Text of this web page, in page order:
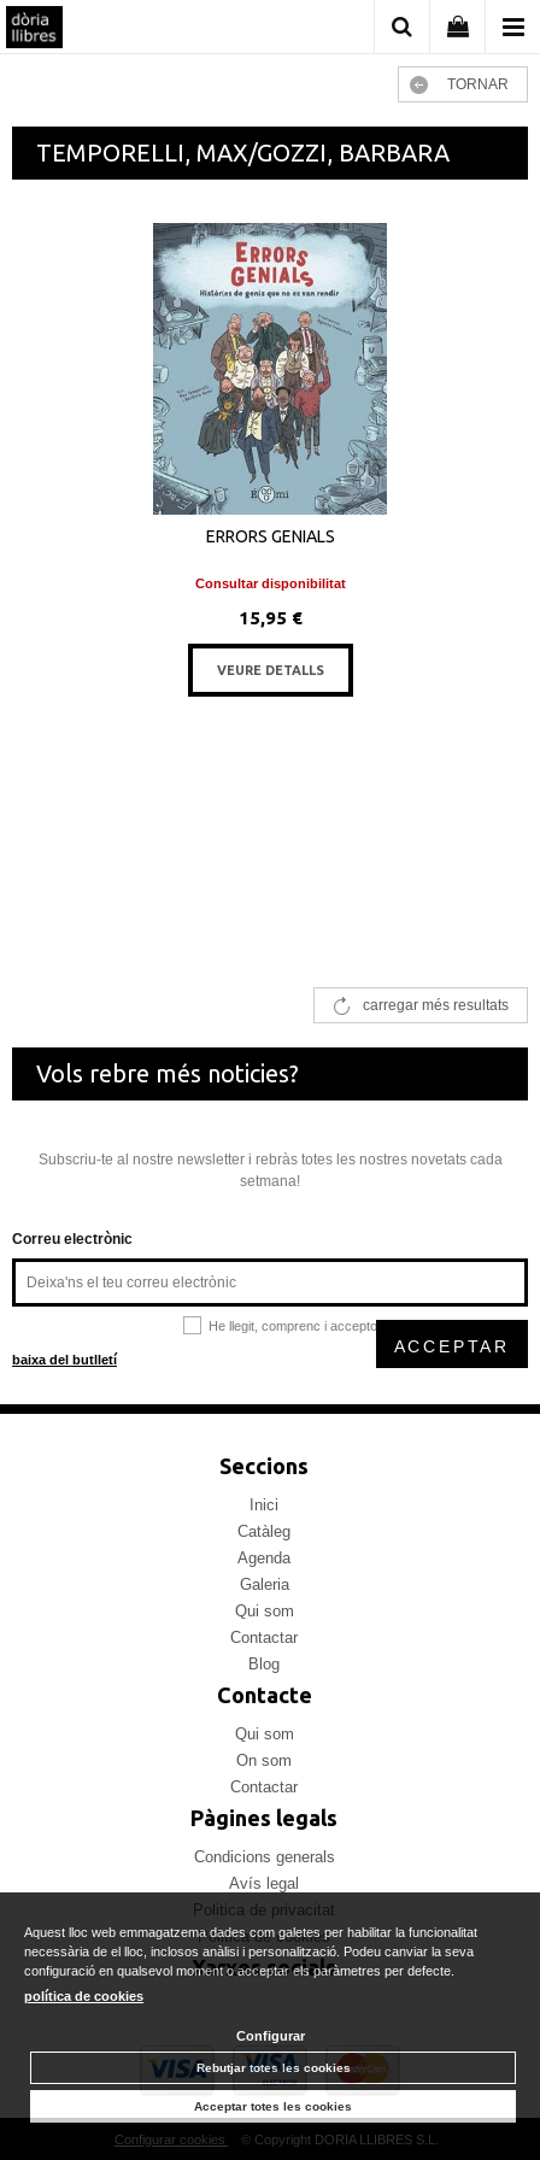
TORNAR
TEMPORELLI, MAX/GOZZI, BARBARA
ERRORS GENIALS
Consultar disponibilitat
15,95 €
VEURE DETALLS
carregar més resultats
Vols rebre més noticies?
Subscriu-te al nostre newsletter i rebràs totes les nostres novetats cada
setmana!
Correu electrònic
He llegit, comprenc i accepto la
baixa del butlletí
ACCEPTAR
Seccions
Inici
Catàleg
Agenda
Galeria
Qui som
Contactar
Blog
Contacte
Qui som
On som
Contactar
Pàgines legals
Condicions generals
Avís legal
Politica de privacitat
Politica de cookies
Xarxes socials
Configurar cookies © Copyright DORIA LLIBRES S.L.
Aquest lloc web emmagatzema dades com galetes per habilitar la funcionalitat
necessària de el lloc, inclosos anàlisi i personalització. Podeu canviar la seva
configuració en qualsevol moment o acceptar els paràmetres per defecte.
política de cookies
Configurar
Rebutjar totes les cookies
Acceptar totes les cookies